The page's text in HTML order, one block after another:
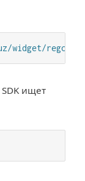
widget/regos-
ищет